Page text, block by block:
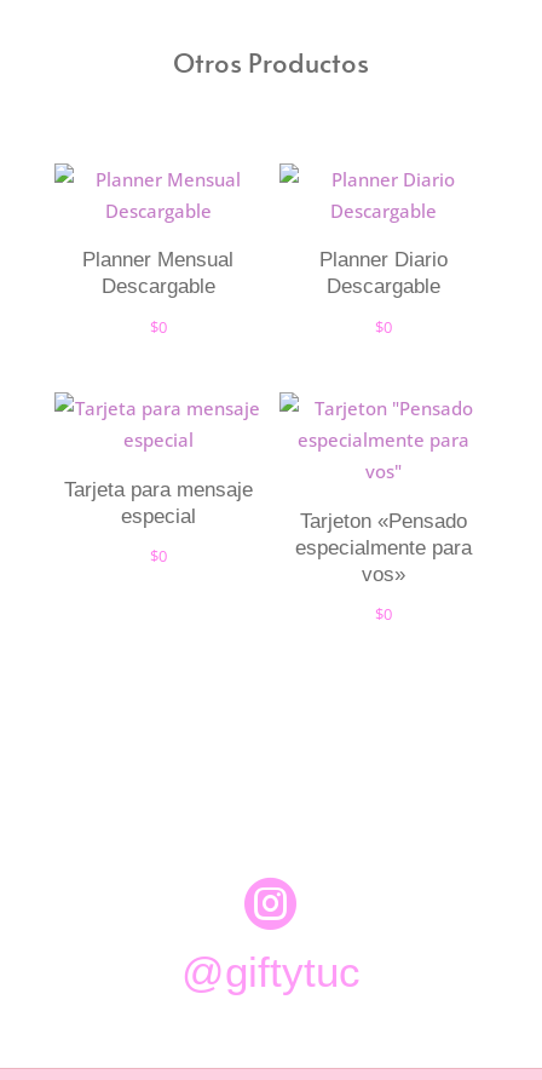
Otros Productos
Planner Mensual
Descargable
$0
Planner Diario
Descargable
$0
Tarjeta para mensaje
especial
$0
Tarjeton «Pensado
especialmente para
vos»
$0

@giftytuc